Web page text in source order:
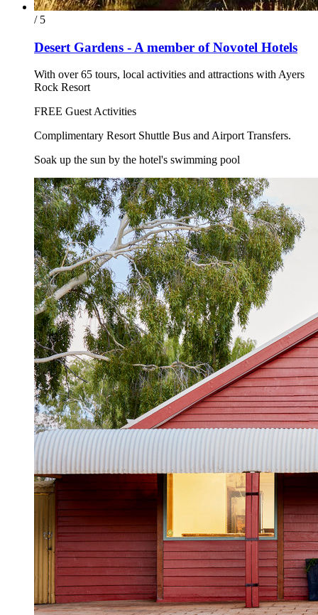
/ 5
Desert Gardens - A member of Novotel Hotels
With over 65 tours, local activities and attractions with Ayers
Rock Resort
FREE Guest Activities
Complimentary Resort Shuttle Bus and Airport Transfers.
Soak up the sun by the hotel's swimming pool